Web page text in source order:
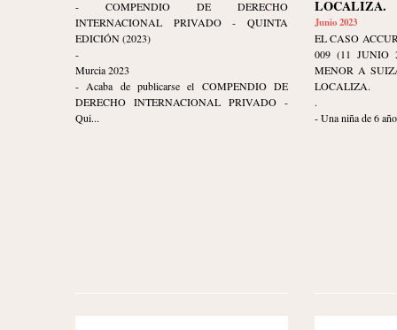
- COMPENDIO DE DERECHO
INTERNACIONAL PRIVADO - QUINTA
EDICIÓN (2023)
-
Murcia 2023
- Acaba de publicarse el COMPENDIO DE
DERECHO INTERNACIONAL PRIVADO -
Qui...
LOCALIZA.
Junio 2023
EL CASO
009 (11 JUNIO
MENOR A
LOCALIZA.
.
- Una niña de 6